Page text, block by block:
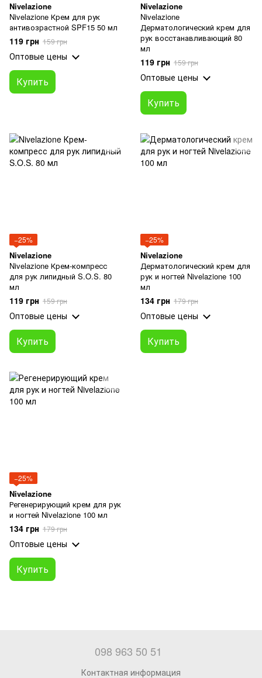
Nivelazione
Nivelazione Крем для рук
антивозрастной SPF15 50 мл
119 грн 159 грн
Оптовые цены
Купить
Nivelazione
Nivelazione
Дерматологический крем для
рук восстанавливающий 80
мл
119 грн 159 грн
Оптовые цены
Купить
−25%
Nivelazione
Nivelazione Крем-компресс
для рук липидный S.O.S. 80
мл
119 грн 159 грн
Оптовые цены
Купить
−25%
Nivelazione
Дерматологический крем для
рук и ногтей Nivelazione 100
мл
134 грн 179 грн
Оптовые цены
Купить
−25%
Nivelazione
Регенерирующий крем для рук
и ногтей Nivelazione 100 мл
134 грн 179 грн
Оптовые цены
Купить
098 963 50 51
Контактная информация